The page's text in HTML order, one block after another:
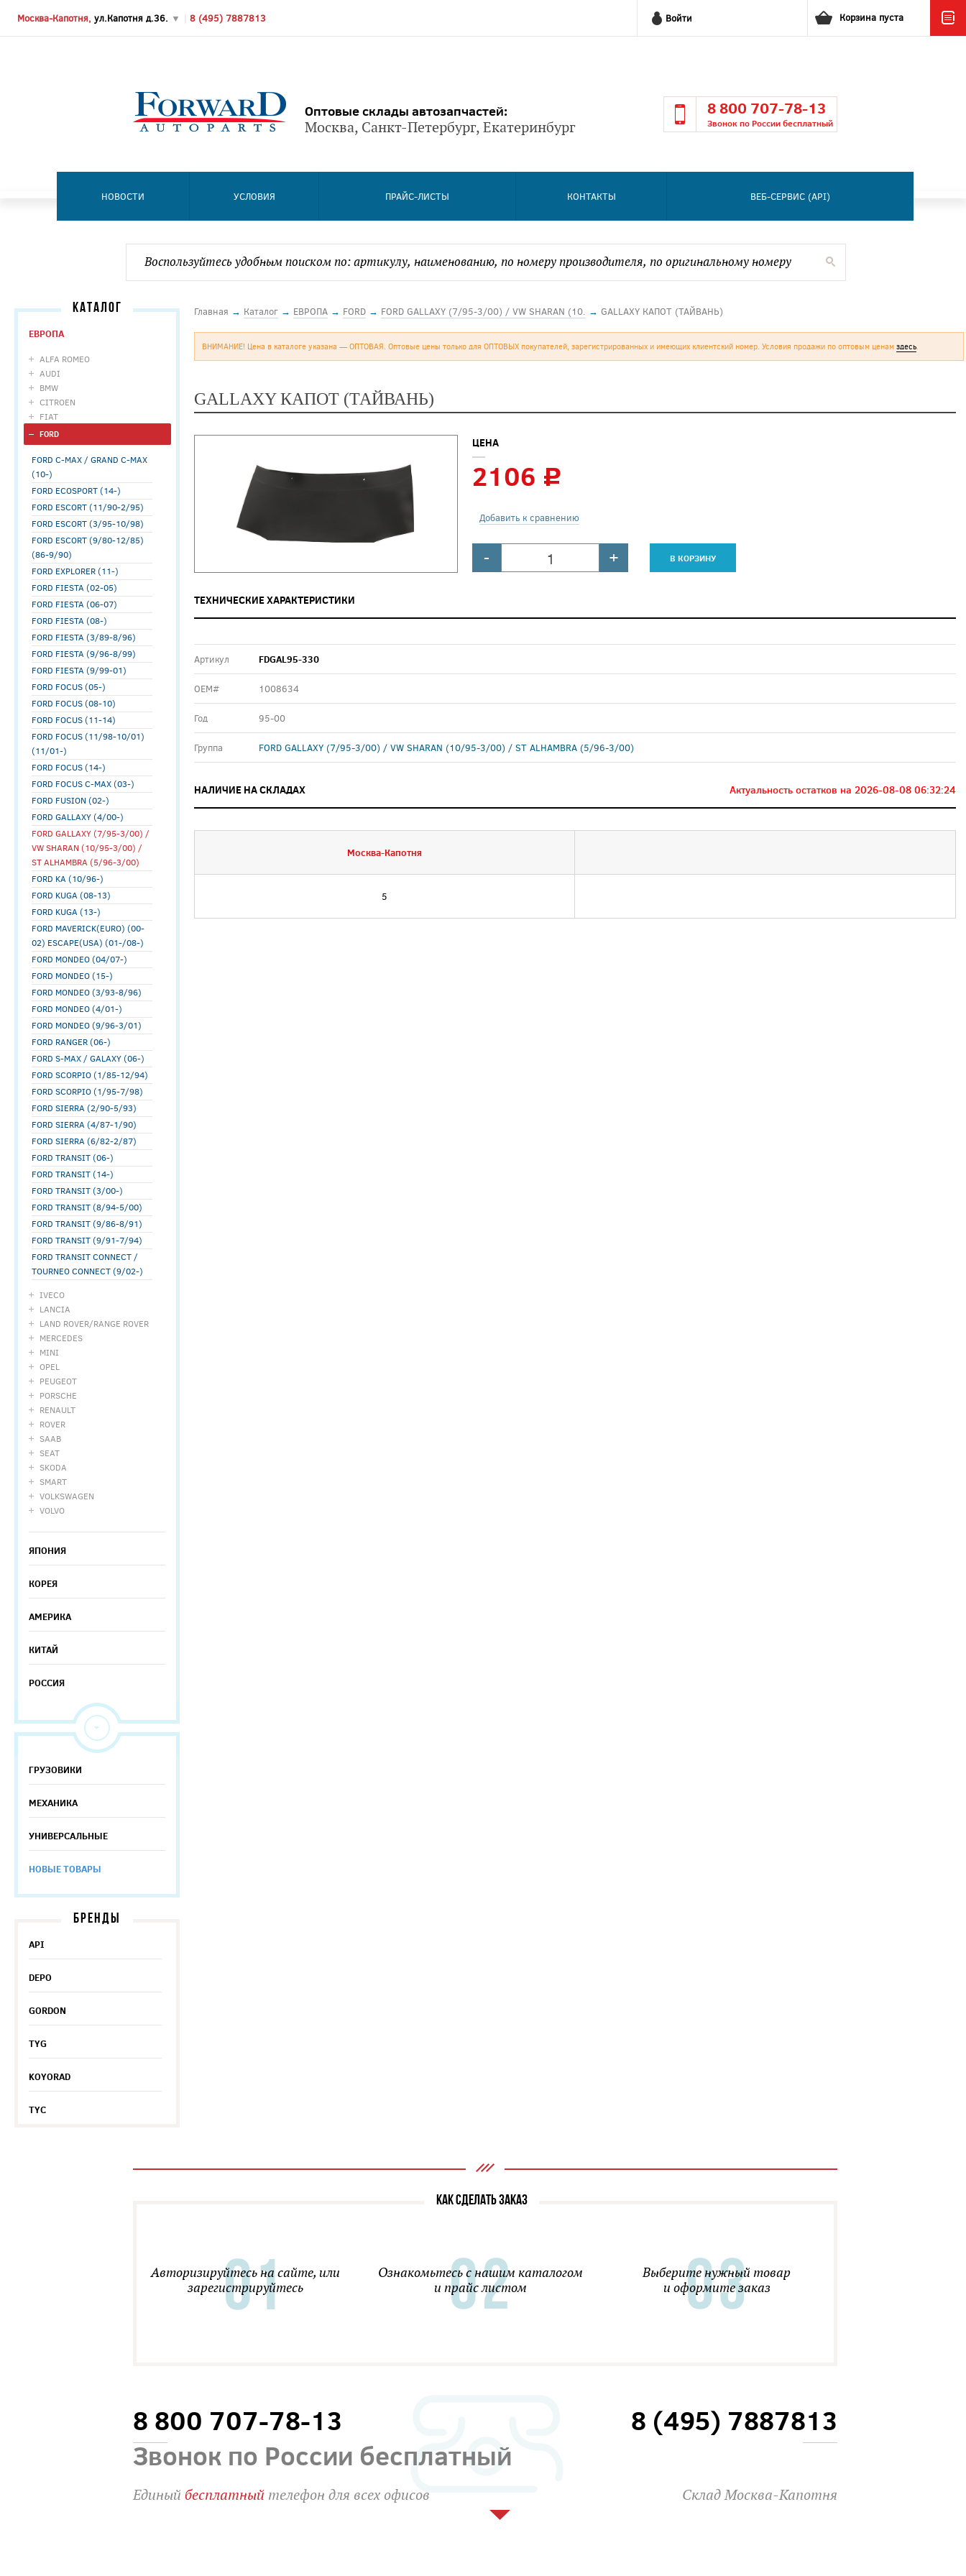
Москва-Капотня, ул.Капотня д.36. ▼ 8 (495) 7887813 Войти Корзина пуста
Оптовые склады автозапчастей:
Москва, Санкт-Петербург, Екатеринбург
8 800 707-78-13
Звонок по России бесплатный
НОВОСТИ УСЛОВИЯ ПРАЙС-ЛИСТЫ КОНТАКТЫ ВЕБ-СЕРВИС (API)
КАТАЛОГ
ЕВРОПА
ALFA ROMEO
AUDI
BMW
CITROEN
FIAT
FORD
FORD C-MAX / GRAND C-MAX
(10-)
FORD ECOSPORT (14-)
FORD ESCORT (11/90-2/95)
FORD ESCORT (3/95-10/98)
FORD ESCORT (9/80-12/85)
(86-9/90)
FORD EXPLORER (11-)
FORD FIESTA (02-05)
FORD FIESTA (06-07)
FORD FIESTA (08-)
FORD FIESTA (3/89-8/96)
FORD FIESTA (9/96-8/99)
FORD FIESTA (9/99-01)
FORD FOCUS (05-)
FORD FOCUS (08-10)
FORD FOCUS (11-14)
FORD FOCUS (11/98-10/01)
(11/01-)
FORD FOCUS (14-)
FORD FOCUS C-MAX (03-)
FORD FUSION (02-)
FORD GALLAXY (4/00-)
FORD GALLAXY (7/95-3/00) /
VW SHARAN (10/95-3/00) /
ST ALHAMBRA (5/96-3/00)
FORD KA (10/96-)
FORD KUGA (08-13)
FORD KUGA (13-)
FORD MAVERICK(EURO) (00-
02) ESCAPE(USA) (01-/08-)
FORD MONDEO (04/07-)
FORD MONDEO (15-)
FORD MONDEO (3/93-8/96)
FORD MONDEO (4/01-)
FORD MONDEO (9/96-3/01)
FORD RANGER (06-)
FORD S-MAX / GALAXY (06-)
FORD SCORPIO (1/85-12/94)
FORD SCORPIO (1/95-7/98)
FORD SIERRA (2/90-5/93)
FORD SIERRA (4/87-1/90)
FORD SIERRA (6/82-2/87)
FORD TRANSIT (06-)
FORD TRANSIT (14-)
FORD TRANSIT (3/00-)
FORD TRANSIT (8/94-5/00)
FORD TRANSIT (9/86-8/91)
FORD TRANSIT (9/91-7/94)
FORD TRANSIT CONNECT /
TOURNEO CONNECT (9/02-)
IVECO
LANCIA
LAND ROVER/RANGE ROVER
MERCEDES
MINI
OPEL
PEUGEOT
PORSCHE
RENAULT
ROVER
SAAB
SEAT
SKODA
SMART
VOLKSWAGEN
VOLVO
ЯПОНИЯ
КОРЕЯ
АМЕРИКА
КИТАЙ
РОССИЯ
ГРУЗОВИКИ
МЕХАНИКА
УНИВЕРСАЛЬНЫЕ
НОВЫЕ ТОВАРЫ
БРЕНДЫ
API
DEPO
GORDON
TYG
KOYORAD
TYC
Главная → Каталог → ЕВРОПА → FORD → FORD GALLAXY (7/95-3/00) / VW SHARAN (10. → GALLAXY КАПОТ (ТАЙВАНЬ)
ВНИМАНИЕ! Цена в каталоге указана — ОПТОВАЯ. Оптовые цены только для ОПТОВЫХ покупателей, зарегистрированных и имеющих клиентский номер. Условия продажи по оптовым ценам здесь.
GALLAXY КАПОТ (ТАЙВАНЬ)
ЦЕНА
2106 c
Добавить к сравнению
- + В КОРЗИНУ
ТЕХНИЧЕСКИЕ ХАРАКТЕРИСТИКИ
Артикул FDGAL95-330
ОЕМ# 1008634
Год 95-00
Группа FORD GALLAXY (7/95-3/00) / VW SHARAN (10/95-3/00) / ST ALHAMBRA (5/96-3/00)
НАЛИЧИЕ НА СКЛАДАХ Актуальность остатков на 2026-08-08 06:32:24
Москва-Капотня
5
КАК СДЕЛАТЬ ЗАКАЗ
Авторизируйтесь на сайте, или
зарегистрируйтесь
Ознакомьтесь с нашим каталогом
и прайс листом
Выберите нужный товар
и оформите заказ
8 800 707-78-13
Звонок по России бесплатный
8 (495) 7887813
Единыйбесплатный телефон для всех офисов Склад Москва-Капотня